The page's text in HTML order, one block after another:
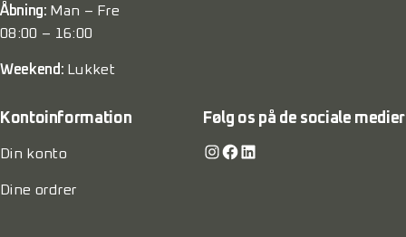
Åbning: Man – Fre
08:00 – 16:00
Weekend: Lukket
Kontoinformation
Din konto
Dine ordrer
Følg os på de sociale medier
Instagram Facebook LinkedIn